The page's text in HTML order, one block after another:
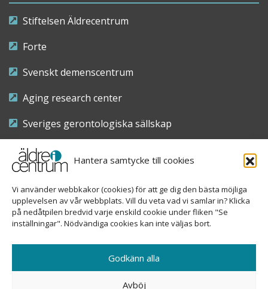
Hantera samtycke till cookies
Vi använder webbkakor (cookies) för att ge dig den bästa möjliga
upplevelsen av vår webbplats. Vill du veta vad vi samlar in? Klicka
på nedåtpilen bredvid varje enskild cookie under fliken "Se
inställningar". Nödvändiga cookies kan inte väljas bort.
Godkänn alla
Avböj
Stiftelsen Äldrecentrum
Forte
Svenskt demenscentrum
Aging research center
Sveriges gerontologiska sällskap
Riksföreningen för sjuksköterskor inom äldre- och
demensvård
Nationellt kompetenscentrum anhöriga
Sveavägen 155, 113 46 Stockholm